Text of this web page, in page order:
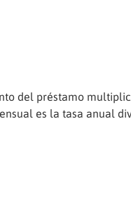
del préstamo
es la tasa anual